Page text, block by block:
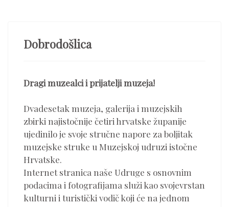
Dobrodošlica
Dragi muzealci i prijatelji muzeja!
Dvadesetak muzeja, galerija i muzejskih
zbirki najistočnije četiri hrvatske županije
ujedinilo je svoje stručne napore za boljitak
muzejske struke u Muzejskoj udruzi istočne
Hrvatske.
Internet stranica naše Udruge s osnovnim
podacima i fotografijama služi kao svojevrstan
kulturni i turistički vodič koji će na jednom